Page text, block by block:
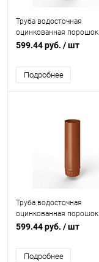
Труба водосточная
оцинкованная порошок
ф125х1250мм RAL 6014
599.44 руб. / шт
Подробнее
Труба водосточная
оцинкованная порошок
ф125х1250мм RAL 2013
599.44 руб. / шт
Подробнее